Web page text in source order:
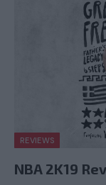
REVIEWS
NBA 2K19